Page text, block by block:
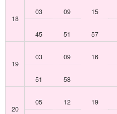
18
03 09 15
45 51 57
19
03 09 16
51 58
20
05 12 19